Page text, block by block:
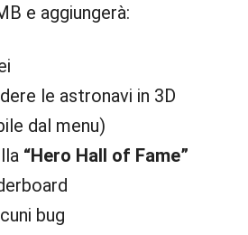
e aggiungerà:
le astronavi in 3D
dal menu)
“Hero Hall of Fame”
bug